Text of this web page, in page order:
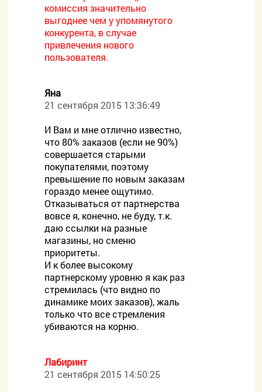
комиссия значительно
выгоднее чем у упомянутого
конкурента, в случае
привлечения нового
пользователя.
Яна
21 сентября 2015 13:36:49
И Вам и мне отлично известно,
что 80% заказов (если не 90%)
совершается старыми
покупателями, поэтому
превышение по новым заказам
гораздо менее ощутимо.
Отказываться от партнерства
вовсе я, конечно, не буду, т.к.
даю ссылки на разные
магазины, но сменю
приоритеты.
И к более высокому
партнерскому уровню я как раз
стремилась (что видно по
динамике моих заказов), жаль
только что все стремления
убиваются на корню.
Лабиринт
21 сентября 2015 14:50:25